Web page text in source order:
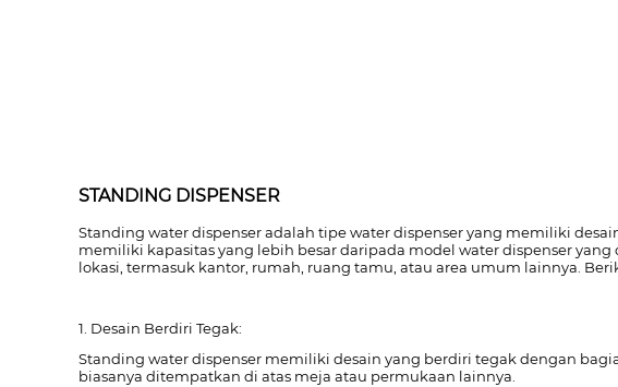
STANDING DISPENSER
Standing water dispenser adalah tipe water dispenser yang memiliki
memiliki kapasitas yang lebih besar daripada model water dispenser
lokasi, termasuk kantor, rumah, ruang tamu, atau area umum lainnya.
1. Desain Berdiri Tegak:
Standing water dispenser memiliki desain yang berdiri tegak dengan
biasanya ditempatkan di atas meja atau permukaan lainnya.